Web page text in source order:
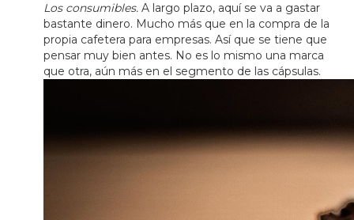
Los consumibles. A largo plazo, aquí se va a gastar
bastante dinero. Mucho más que en la compra de la
propia cafetera para empresas. Así que se tiene que
pensar muy bien antes. No es lo mismo una marca
que otra, aún más en el segmento de las cápsulas.